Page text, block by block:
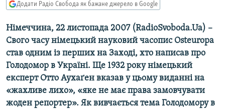
Перейти
пошуку
СУСПІЛЬСТВО
КУЛЬТУРА
УКРАЇНА
СВІТ
ДОНБАС.РЕАЛІЇ
КРИМ.РЕАЛІЇ
ТИ ЯК?
СХЕМИ
КИТАЙ.ВИКЛИКИ
МУЛЬТИМЕДІА
Додати Радіо Свобода як бажане джерело в Google
Німеччина, 22 листопада 2007 (RadioSvoboda.Ua) –
Свого часу німецький науковий часопис Osteuropa
став одним із перших на Заході, хто написав про
Голодомор в Україні. Ще 1932 року німецький
експерт Отто Аухаґен вказав у цьому виданні на
«жахливе лихо», «яке не має права замовчувати
жоден репортер». Як вивчається тема Голодомору в